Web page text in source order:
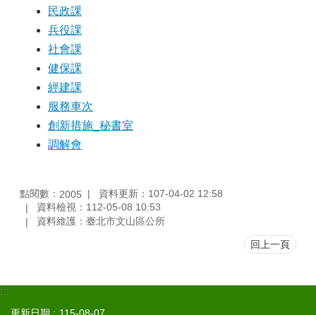
口
平
民政課
兵役課
社會課
健保課
經建課
服務車次
創新措施_秘書室
調解會
點閱數： 2005
資料更新：107-04-02 12:58
資料檢視：112-05-08 10:53
資料維護：臺北市文山區公所
回上一頁
:::